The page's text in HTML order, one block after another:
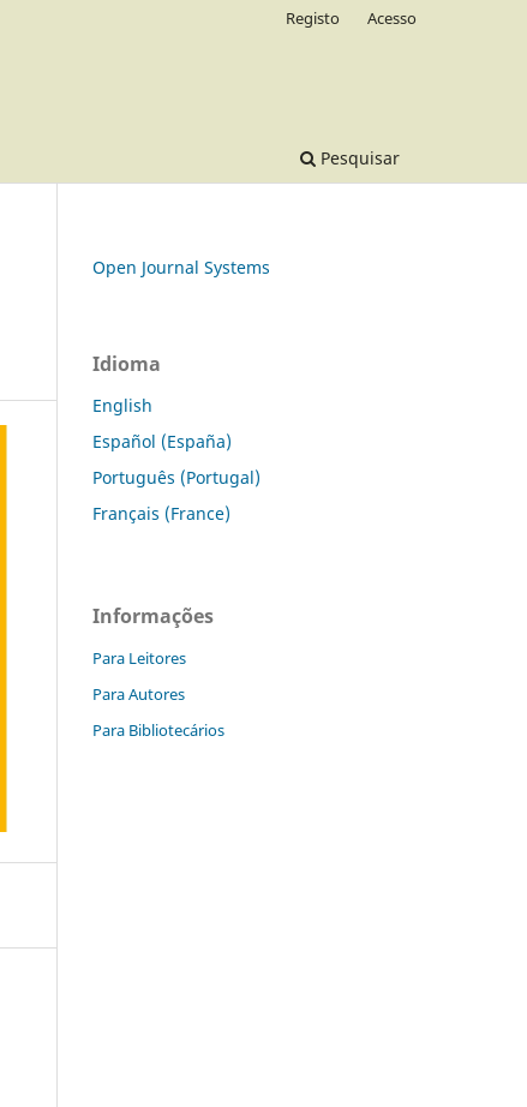
Pesquisar
Registo Acesso
Open Journal Systems
Idioma
English
Español (España)
Português (Portugal)
Français (France)
Informações
Para Leitores
Para Autores
Para Bibliotecários